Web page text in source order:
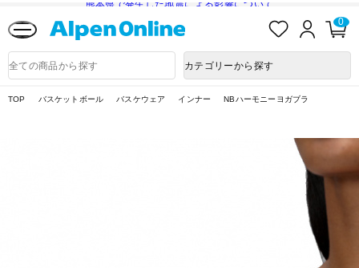
熊本県で発生した地震による影響について
入
ロ
ン
0
品
検
カテゴリーから探す
TOP バスケットボール バスケウェア インナー NBハーモニーヨガブラ